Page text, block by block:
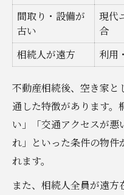
間取り・設備が
古い
現代
合
相続人が遠方
利用
不動産相続後、空き家と
通した特徴があります
い」「交通アクセスが
れ」といった条件の物件
れます。
また、相続人全員が遠方